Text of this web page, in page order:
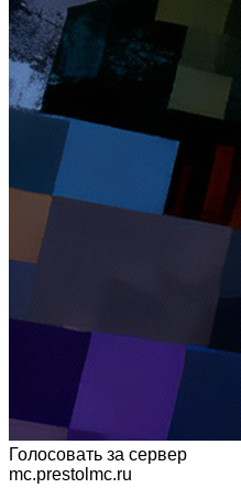
Голосовать за сервер
mc.prestolmc.ru